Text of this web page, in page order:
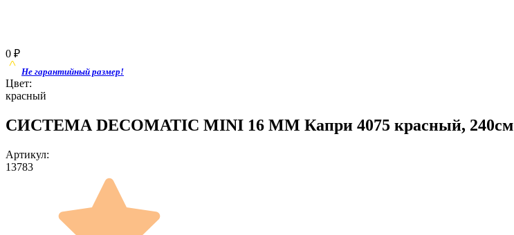
0 ₽
Не гарантийный размер!
Цвет:
красный
СИСТЕМА DECOMATIC MINI 16 ММ Капри 4075 красный, 240см
Артикул:
13783